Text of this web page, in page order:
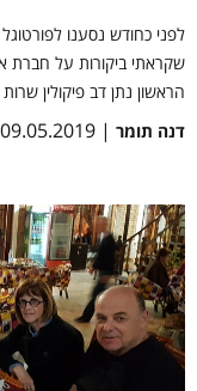
לפני כחודש נסענו
שקראתי ביקורות על חברת
הראשון נתן דב פיקולין
דנה תומר | 09.05.2019